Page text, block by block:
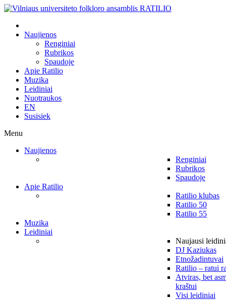
Naujienos
Renginiai
Rubrikos
Spaudoje
Apie Ratilio
Muzika
Leidiniai
Nuotraukos
EN
Susisiek
Menu
Naujienos
Renginiai
Rubrikos
Spaudoje
Apie Ratilio
Ratilio klubas
Ratilio 50
Ratilio 55
Muzika
Leidiniai
Naujausi
DJ Kaziukas
Etnožadintuvai
Ratilio – ratui
Atviras, bet
kraštui
Visi leidiniai